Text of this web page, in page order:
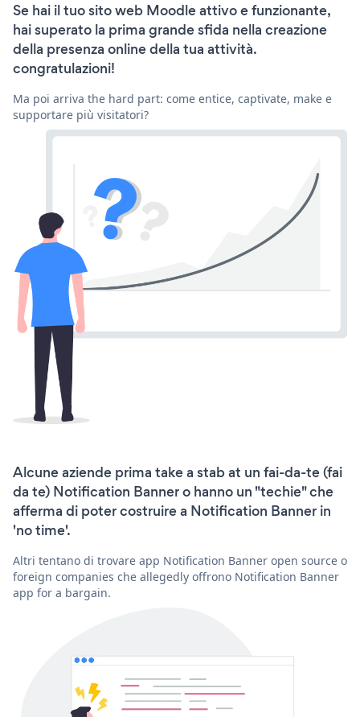
Se hai il tuo sito web Moodle attivo e funzionante,
hai superato la prima grande sfida nella creazione
della presenza online della tua attività.
congratulazioni!
Ma poi arriva the hard part: come entice, captivate, make e
supportare più visitatori?
Alcune aziende prima take a stab at un fai-da-te (fai
da te) Notification Banner o hanno un "techie" che
afferma di poter costruire a Notification Banner in
'no time'.
Altri tentano di trovare app Notification Banner open source o
foreign companies che allegedly offrono Notification Banner
app for a bargain.